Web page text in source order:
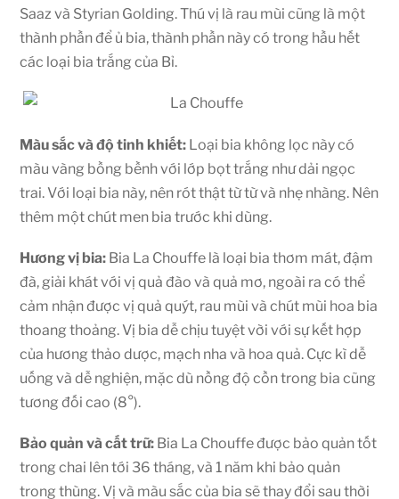
Saazvà Styrian Golding. Thú vị là rau mùi cũng là một
thành phần để ủ bia, thành phần này có trong hầu hết
các loại bia trắng của Bỉ.
Màu sắc và độ tinh khiết: Loại bia không lọc này có
màu vàng bồng bềnh với lớp bọt trắng như dải ngọc
trai. Với loại bia này, nên rót thật từ từ và nhẹ nhàng. Nên
thêm một chút men bia trước khi dùng.
Hương vị bia: Bia La Chouffe là loại bia thơm mát, đậm
đà, giải khát với vị quả đào và quả mơ, ngoài ra có thể
cảm nhận được vị quả quýt, rau mùi và chút mùi hoa bia
thoang thoảng. Vị bia dễ chịu tuyệt vời với sự kết hợp
của hương thảo dược, mạch nha và hoa quả. Cực kì dễ
uống và dễ nghiện, mặc dù nồng độ cồn trong bia cũng
tương đối cao (8°).
Bảo quản và cất trữ: Bia La Chouffe được bảo quản tốt
trong chai lên tới 36 tháng, và 1 năm khi bảo quản
trong thùng. Vị và màu sắc của bia sẽ thay đổi sau thời